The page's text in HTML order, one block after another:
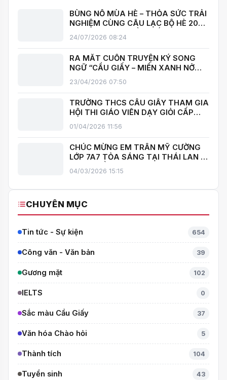
BÙNG NỔ MÙA HÈ – THỎA SỨC TRẢI
NGHIỆM CÙNG CÂU LẠC BỘ HÈ 2026
TRƯỜNG THCS CẦU GIẤY!
24/07/2026 08:24
RA MẮT CUỐN TRUYỆN KÝ SONG
NGỮ “CẦU GIẤY – MIỀN XANH NỞ
HOA”, KHÁNH THÀNH THƯ VIỆN MỞ,
LAN TOẢ VĂN HOÁ ĐỌC
23/04/2026 07:50
TRƯỜNG THCS CẦU GIẤY THAM GIA
HỘI THI GIÁO VIÊN DẠY GIỎI CẤP
TRUNG HỌC CƠ SỞ PHƯỜNG YÊN
HOÀ
01/04/2026 11:56
CHÚC MỪNG EM TRẦN MỸ CƯỜNG
LỚP 7A7 TỎA SÁNG TẠI THÁI LAN –
MANG VỀ HUY CHƯƠNG BẠC TOÁN
QUỐC TẾ ITMC 2026
04/03/2026 15:15
CHUYÊN MỤC
Tin tức - Sự kiện 654
Công văn - Văn bản 39
Gương mặt 102
IELTS 0
Sắc màu Cầu Giấy 37
Văn hóa Chào hỏi 5
Thành tích 104
Tuyển sinh 43